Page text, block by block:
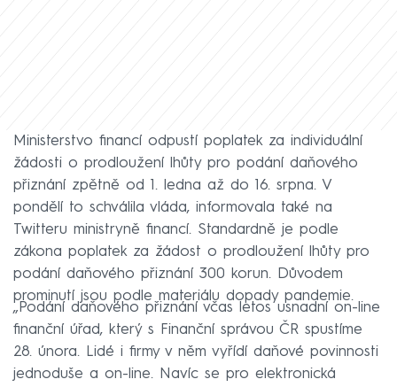
Ministerstvo financí odpustí poplatek za individuální
žádosti o prodloužení lhůty pro podání daňového
přiznání zpětně od 1. ledna až do 16. srpna. V
pondělí to schválila vláda, informovala také na
Twitteru ministryně financí. Standardně je podle
zákona poplatek za žádost o prodloužení lhůty pro
podání daňového přiznání 300 korun. Důvodem
prominutí jsou podle materiálu dopady pandemie.
„Podání daňového přiznání včas letos usnadní on-line
finanční úřad, který s Finanční správou ČR spustíme
28. února. Lidé i firmy v něm vyřídí daňové povinnosti
jednoduše a on-line. Navíc se pro elektronická